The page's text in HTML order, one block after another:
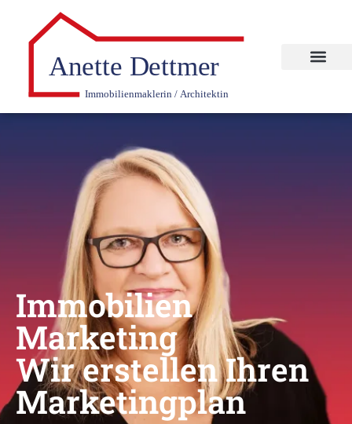
Immobilien
Marketing
Wir erstellen Ihren
Marketingplan